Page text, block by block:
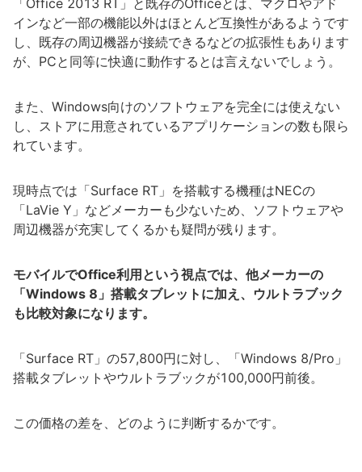
インなど一部の機能以外はほとんど互換性があるようです
し、既存の周辺機器が接続できるなどの拡張性もあります
が、PCと同等に快適に動作するとは言えないでしょう。
また、Windows向けのソフトウェアを完全には使えない
し、ストアに用意されているアプリケーションの数も限ら
れています。
現時点では「Surface RT」を搭載する機種はNECの
「LaVie Y」などメーカーも少ないため、ソフトウェアや
周辺機器が充実してくるかも疑問が残ります。
モバイルでOffice利用という視点では、他メーカーの
「Windows 8」搭載タブレットに加え、ウルトラブック
も比較対象になります。
「Surface RT」の57,800円に対し、「Windows 8/Pro」
搭載タブレットやウルトラブックが100,000円前後。
この価格の差を、どのように判断するかです。